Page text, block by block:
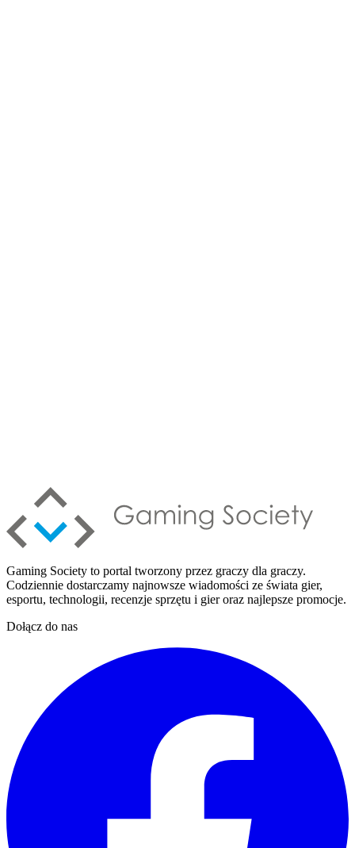
Gaming Society to portal tworzony przez graczy dla graczy.
Codziennie dostarczamy najnowsze wiadomości ze świata gier,
esportu, technologii, recenzje sprzętu i gier oraz najlepsze promocje.
Dołącz do nas